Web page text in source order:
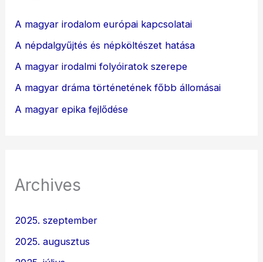
A magyar irodalom európai kapcsolatai
A népdalgyűjtés és népköltészet hatása
A magyar irodalmi folyóiratok szerepe
A magyar dráma történetének főbb állomásai
A magyar epika fejlődése
Archives
2025. szeptember
2025. augusztus